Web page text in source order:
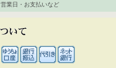
営業日・お支払いなど